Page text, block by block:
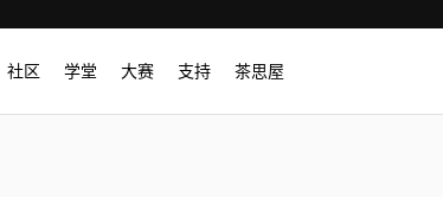
社区 学堂 大赛 支持 茶思屋